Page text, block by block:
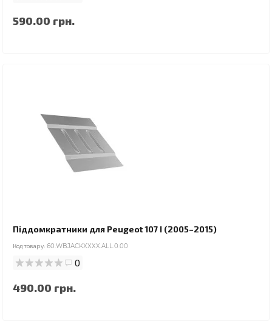
590.00 грн.
Піддомкратники для Peugeot 107 I (2005–2015)
Код товару: 60.WBJACKXXXX.ALL.0.00
0
490.00 грн.